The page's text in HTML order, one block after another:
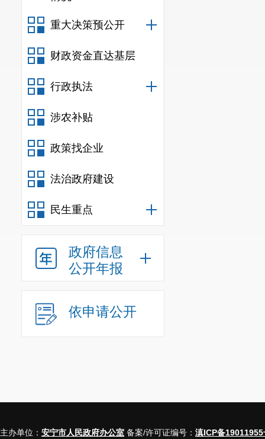
重大决策预公开
财政资金直达基层
行政执法
涉农补贴
政策找企业
法治政府建设
民生重点
政府信息
公开年报
依申请公开
主办单位： 安宁市人民政府办公室 备案/许可证编号： 滇ICP备